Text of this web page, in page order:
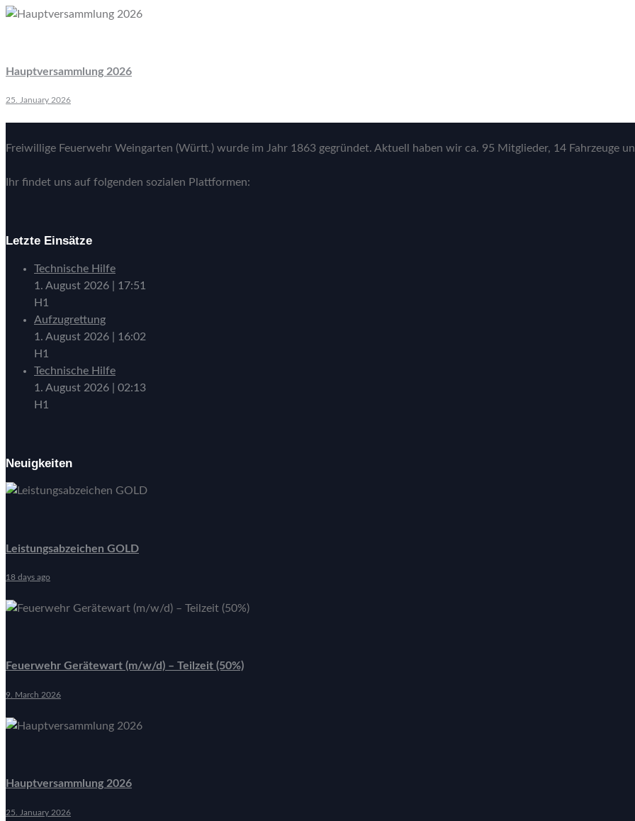
Hauptversammlung 2026
25. January 2026
Freiwillige Feuerwehr Weingarten (Württ.) wurde im Jahr 1863 gegründet. Aktuell haben wir ca. 95 Mitglieder, 14 Fahrzeuge
Ihr findet uns auf folgenden sozialen Plattformen:
Letzte Einsätze
Technische Hilfe
1. August 2026
17:51
H1
Aufzugrettung
1. August 2026
16:02
H1
Technische Hilfe
1. August 2026
02:13
H1
Neuigkeiten
Leistungsabzeichen GOLD
18 days ago
Feuerwehr Gerätewart (m/w/d) – Teilzeit (50%)
9. March 2026
Hauptversammlung 2026
25. January 2026